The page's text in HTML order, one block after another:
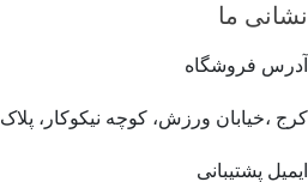
نشانی ما
آدرس فروشگاه
کرج ،خیابان ورزش، کوچه نیکوکار، پلاک۸
ایمیل پشتیبانی